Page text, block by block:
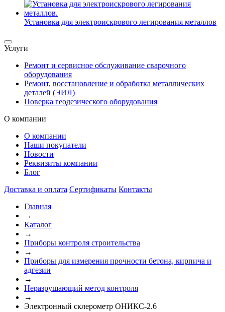
Установка для электроискрового легирования металлов
Услуги
Ремонт и сервисное обслуживание сварочного
оборудования
Ремонт, восстановление и обработка металлических
деталей (ЭИЛ)
Поверка геодезического оборудования
О компании
О компании
Наши покупатели
Новости
Реквизиты компании
Блог
Доставка и оплата Сертификаты Контакты
Главная
→
Каталог
→
Приборы контроля строительства
→
Приборы для измерения прочности бетона, кирпича и
адгезии
→
Неразрушающий метод контроля
→
Электронный склерометр ОНИКС-2.6